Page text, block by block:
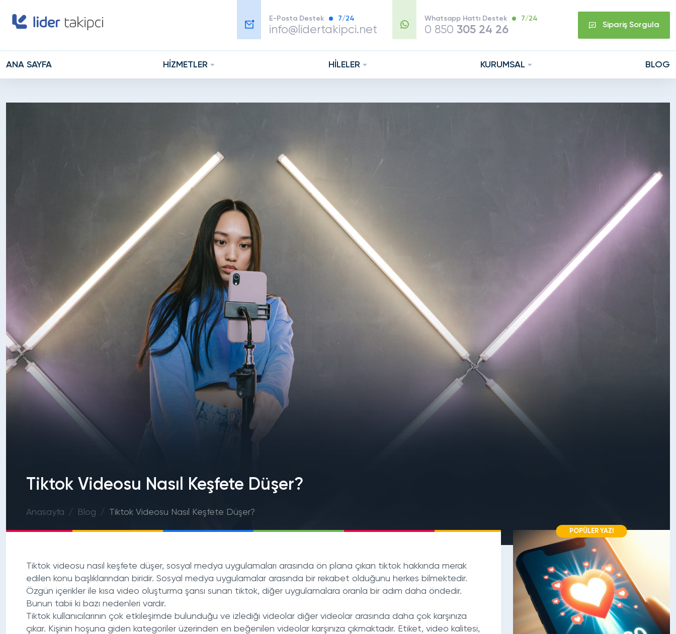
E-Posta Destek 7/24
info@lidertakipci.net
Whatsapp Hattı Destek 7/24
0 850 305 24 26 Sipariş Sorgula
ANA SAYFA HİZMETLER HİLELER KURUMSAL BLOG
Tiktok Videosu Nasıl Keşfete Düşer?
Anasayfa Blog Tiktok Videosu Nasıl Keşfete Düşer?
Tiktok videosu nasıl keşfete düşer, sosyal medya uygulamaları arasında ön plana çıkan tiktok hakkında merak
edilen konu başlıklarından biridir. Sosyal medya uygulamalar arasında bir rekabet olduğunu herkes bilmektedir.
Özgün içerikler ile kısa video oluşturma şansı sunan tiktok, diğer uygulamalara oranla bir adım daha öndedir.
Bunun tabii ki bazı nedenleri vardır.
Tiktok kullanıcılarının çok etkileşimde bulunduğu ve izlediği videolar diğer videolar arasında daha çok karşınıza
çıkar. Kişinin hoşuna giden kategoriler üzerinden en beğenilen videolar karşınıza çıkmaktadır. Etiket, video kalitesi,
POPÜLER YAZI